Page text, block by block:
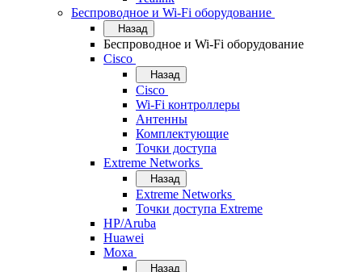
Беспроводное и Wi-Fi оборудование
Назад
Беспроводное и Wi-Fi оборудование
Cisco
Назад
Cisco
Wi-Fi контроллеры
Антенны
Комплектующие
Точки доступа
Extreme Networks
Назад
Extreme Networks
Точки доступа Extreme
HP/Aruba
Huawei
Moxa
Назад